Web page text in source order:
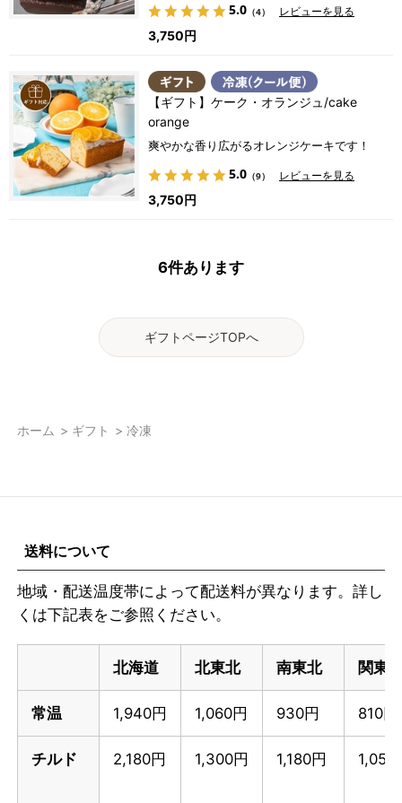
5.0 （4）
レビューを見る
3,750円
【ギフト】ケーク・オランジュ/cake
orange
爽やかな香り広がるオレンジケーキです！
5.0 （9）
レビューを見る
3,750円
6件あります
ギフトページTOPへ
ホーム > ギフト >冷凍
送料について
地域・配送温度帯によって配送料が異なります。詳し
くは下記表をご参照ください。
北海道 北東北 南東北 関東
常温 1,940円 1,060円 930円 810円
チルド 2,180円 1,300円 1,180円 1,050